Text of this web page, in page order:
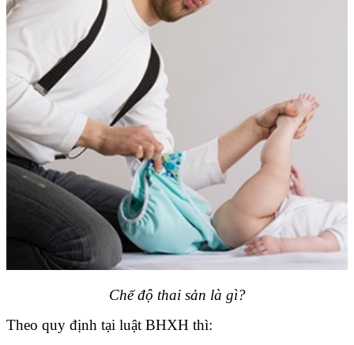
Chế độ thai sản là gì?
Theo quy định tại luật BHXH thì: